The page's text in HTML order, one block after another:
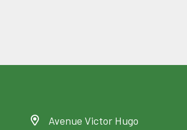
Avenue Victor Hugo